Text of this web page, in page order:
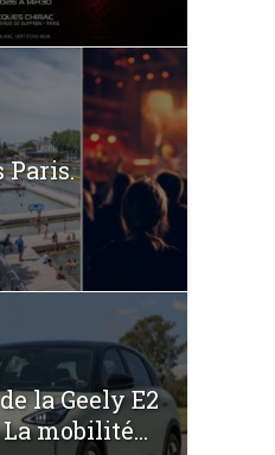
Paris.
la Geely E2
mobilité...